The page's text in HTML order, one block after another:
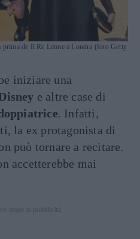
prima de Il Re Leone a Londra (foto Getty
iniziare una
e altre case di
. Infatti,
la ex protagonista di
può tornare a recitare.
accetterebbe mai